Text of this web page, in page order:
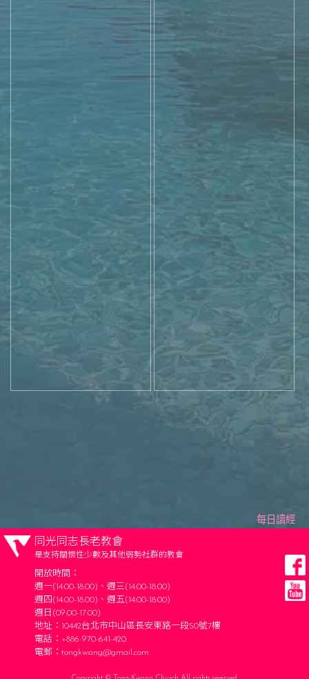
每日讀經
同光同志長老教會
是支持關懷性少數及其他弱勢社群的教會
開放時間：
週一(14:00-18:00)、週三(14:00-18:00)
週四(14:00-18:00)、週五(14:00-18:00)
週日(09:00-17:00)
地址：10442台北市中山區長安東路一段50號7樓
電話：+886-970-641-420
電郵： tongkwang@gmail.com